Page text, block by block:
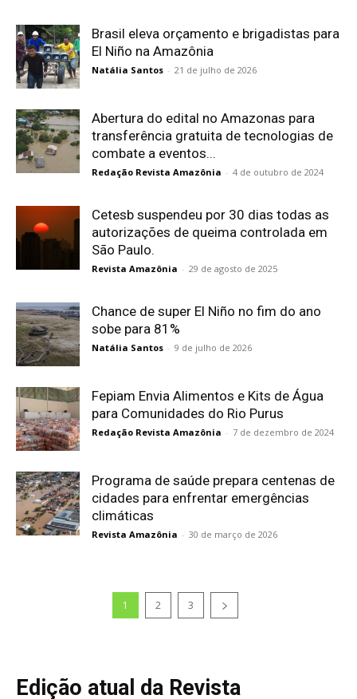
Brasil eleva orçamento e brigadistas para
El Niño na Amazônia
Natália Santos - 21 de julho de 2026
Abertura do edital no Amazonas para
transferência gratuita de tecnologias de
combate a eventos...
Redação Revista Amazônia - 4 de outubro de 2024
Cetesb suspendeu por 30 dias todas as
autorizações de queima controlada em
São Paulo.
Revista Amazônia - 29 de agosto de 2025
Chance de super El Niño no fim do ano
sobe para 81%
Natália Santos - 9 de julho de 2026
Fepiam Envia Alimentos e Kits de Água
para Comunidades do Rio Purus
Redação Revista Amazônia - 7 de dezembro de 2024
Programa de saúde prepara centenas de
cidades para enfrentar emergências
climáticas
Revista Amazônia - 30 de março de 2026
1 2 3
Edição atual da Revista